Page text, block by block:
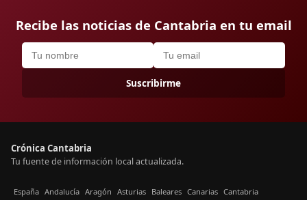
Recibe las noticias de Cantabria en tu email
Suscribirme
Crónica Cantabria
Tu fuente de información local actualizada.
España Andalucía Aragón Asturias Baleares Canarias Cantabria